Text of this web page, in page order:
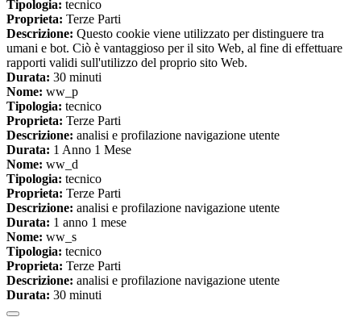
Tipologia: tecnico
Proprieta: Terze Parti
Descrizione: Questo cookie viene utilizzato per distinguere tra
umani e bot. Ciò è vantaggioso per il sito Web, al fine di effettuare
rapporti validi sull'utilizzo del proprio sito Web.
Durata: 30 minuti
Nome: ww_p
Tipologia: tecnico
Proprieta: Terze Parti
Descrizione: analisi e profilazione navigazione utente
Durata: 1 Anno 1 Mese
Nome: ww_d
Tipologia: tecnico
Proprieta: Terze Parti
Descrizione: analisi e profilazione navigazione utente
Durata: 1 anno 1 mese
Nome: ww_s
Tipologia: tecnico
Proprieta: Terze Parti
Descrizione: analisi e profilazione navigazione utente
Durata: 30 minuti